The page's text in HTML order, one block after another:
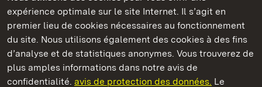
expérience optimale sur le site Internet. Il s’agit en
premier lieu de cookies nécessaires au fonctionnement
du site. Nous utilisons également des cookies à des fins
d’analyse et de statistiques anonymes. Vous trouverez de
plus amples informations dans notre avis de
confidentialité. avis de protection des données. Le
Châteaux et jardins publics du Bade-Wurtemberg
Staatliche Schlösser und Gärten Baden‑Württemberg